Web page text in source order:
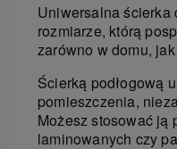
Uniwersalna ścierka
rozmiarze, którą
zarówno w domu,
Ścierką podłogową
pomieszczenia,
Możesz stosować ją
laminowanych czy